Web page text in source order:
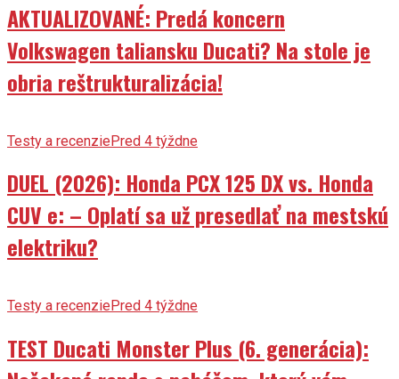
AKTUALIZOVANÉ: Predá koncern
Volkswagen taliansku Ducati? Na stole je
obria reštrukturalizácia!
Testy a recenziePred 4 týždne
DUEL (2026): Honda PCX 125 DX vs. Honda
CUV e: – Oplatí sa už presedlať na mestskú
elektriku?
Testy a recenziePred 4 týždne
TEST Ducati Monster Plus (6. generácia):